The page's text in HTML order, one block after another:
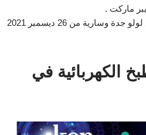
ماركت .
تسري عروض الجوالات في فروع لولو جدة وسارية من 26 ديسمبر 2021
الكهربائية في